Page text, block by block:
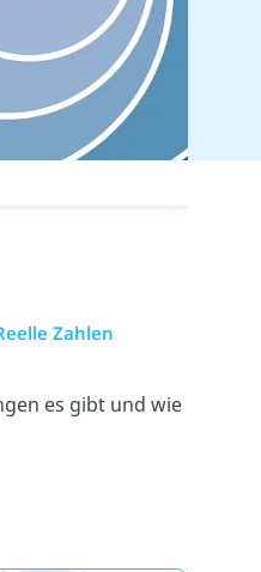
Zahlen
es gibt und wie